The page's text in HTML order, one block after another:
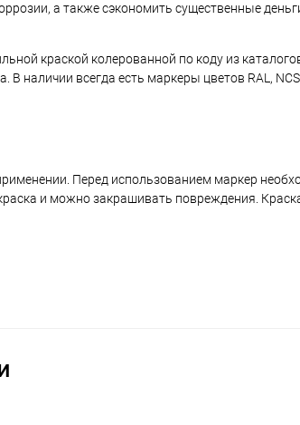
а также сэкономить существенные
краской колерованной по коду из
В наличии всегда есть маркеры цветов RAL,
Перед использованием маркер
и можно закрашивать повреждения.